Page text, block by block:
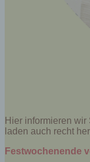
Hier informieren
laden auch recht
Festwochenende